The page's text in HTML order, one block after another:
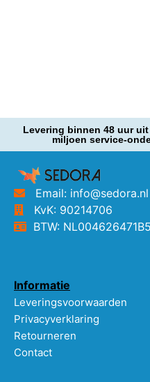
Levering binnen 48 uur
miljoen service-
Email: info@sedora.nl
KvK: 90214706
BTW:
Informatie
Leveringsvoorwaarden
Privacyverklaring
Retourneren
Contact